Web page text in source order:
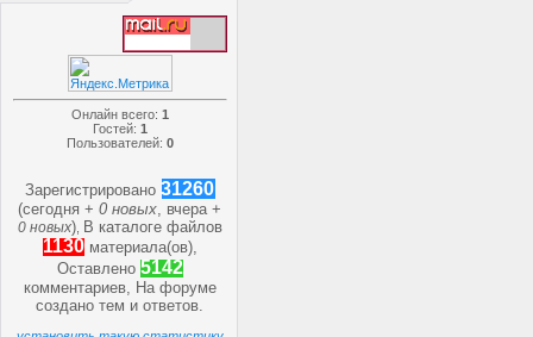
Онлайн всего: 1
Гостей: 1
Пользователей: 0
Зарегистрировано 31260
(сегодня +0 новых, вчера +
0 новых) В каталоге файлов
1130 материала(ов),
Оставлено 5142
комментариев, На форуме
созданотем иответов.